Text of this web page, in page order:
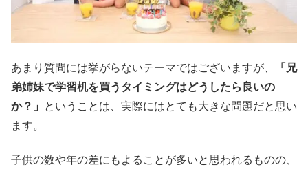
あまり質問には挙がらないテーマではございますが、
「兄
弟姉妹で学習机を買うタイミングはどうしたら良いの
か？」
ということは、実際にはとても大きな問題だと思い
ます。
子供の数や年の差にもよることが多いと思われるものの、